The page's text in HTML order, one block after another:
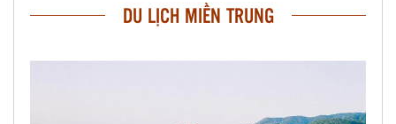
DU LỊCH MIỀN TRUNG